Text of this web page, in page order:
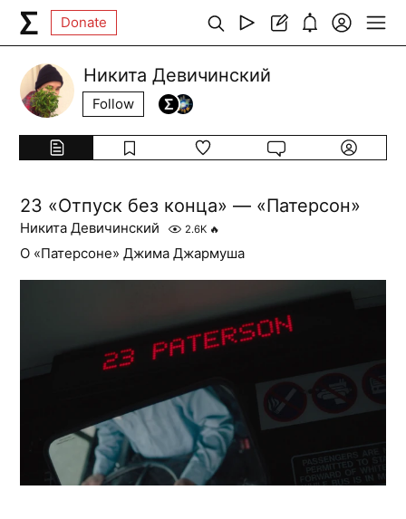
Donate
Никита Девичинский
Follow
23 «Отпуск без конца» — «Патерсон»
Никита Девичинский 2.6K 🔥
О «Патерсоне» Джима Джармуша